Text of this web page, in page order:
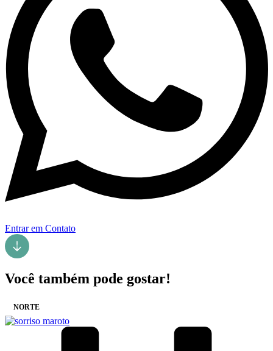
Entrar em Contato
Você também pode gostar!
NORTE